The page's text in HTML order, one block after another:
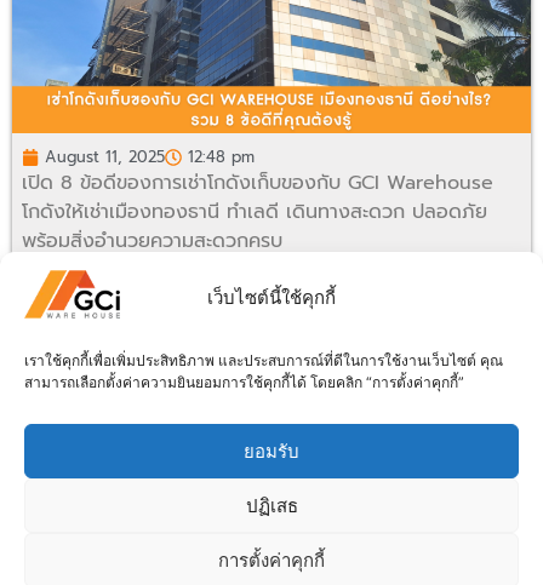
เว็บไซต์นี้ใช้คุกกี้
เราใช้คุกกี้เพื่อเพิ่มประสิทธิภาพ และประสบการณ์ที่ดีในการใช้งานเว็บไซต์ คุณ
สามารถเลือกตั้งค่าความยินยอมการใช้คุกกี้ได้ โดยคลิก “การตั้งค่าคุกกี้”
ยอมรับ
ปฏิเสธ
การตั้งค่าคุกกี้
August 11, 2025 12:48 pm
เปิด 8 ข้อดีของการเช่าโกดังเก็บของกับ GCI Warehouse
โกดังให้เช่าเมืองทองธานี ทำเลดี เดินทางสะดวก ปลอดภัย
พร้อมสิ่งอำนวยความสะดวกครบ
1 2 3 4 5 6
©2023 GCI WareHouse Co., Ltd. All Rights Reserved.